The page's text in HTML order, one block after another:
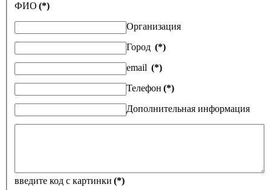
ФИО (*)
Организация
Город (*)
email (*)
Телефон (*)
Дополнительная информация
введите код с картинки (*)